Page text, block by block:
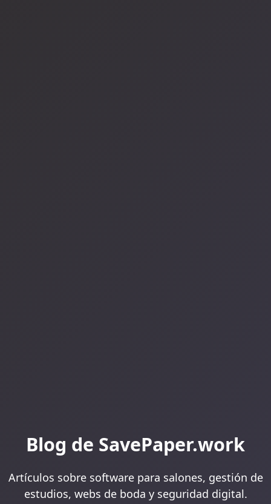
Blog de SavePaper.work
Artículos sobre software para salones, gestión de
estudios, webs de boda y seguridad digital.